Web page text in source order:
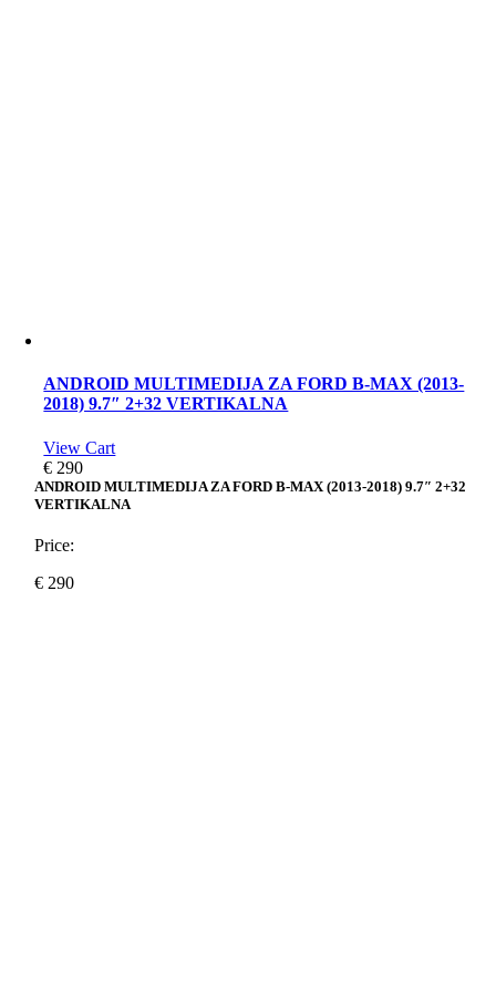
ANDROID MULTIMEDIJA ZA FORD B-MAX (2013-
2018) 9.7″ 2+32 VERTIKALNA
View Cart
€ 290
ANDROID MULTIMEDIJA ZA FORD B-MAX (2013-2018) 9.7″ 2+32
VERTIKALNA
Price:
€ 290